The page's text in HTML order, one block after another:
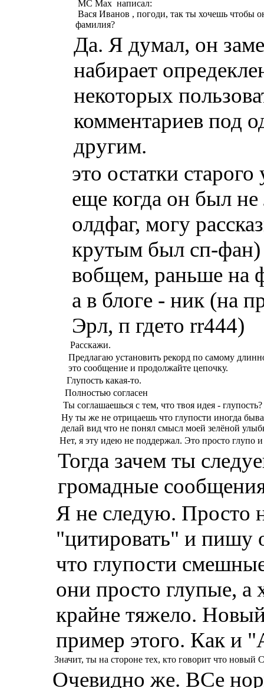
MC Max написал:
Вася Иванов , погоди, так ты хочешь чтобы
фамилия?
Да. Я думал, он
набирает
некоторых
комментариев под
другим.
это остатки
еще когда он был не
олдфаг, могу
крутым был сп-фан)
вобщем, раньше на
а в блоге - ник (на
Эрл, п гдето rr444)
Расскажи.
Предлагаю установить рекорд по самому
это сообщение и продолжайте цепочку.
Глупость какая-то.
Полностью согласен
Ты соглашаешься с тем, что твоя идея -
Ну ты же не отрицаешь что глупости иногда
делай вид что не понял смысл моей зелёной
Нет, я эту идею не поддержал. Это просто глупо
Тогда зачем ты
громадные
Я не следую. Просто
"цитировать" и пишу
что глупости
они просто глупые,
крайне тяжело.
пример этого. Как и
Значит, ты на стороне тех, кто говорит что новый
Очевидно же. ВСе